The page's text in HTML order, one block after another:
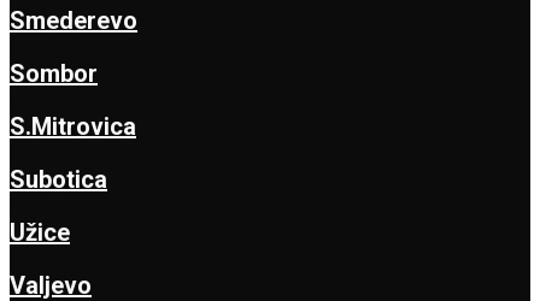
Smederevo
Sombor
S.Mitrovica
Subotica
Užice
Valjevo